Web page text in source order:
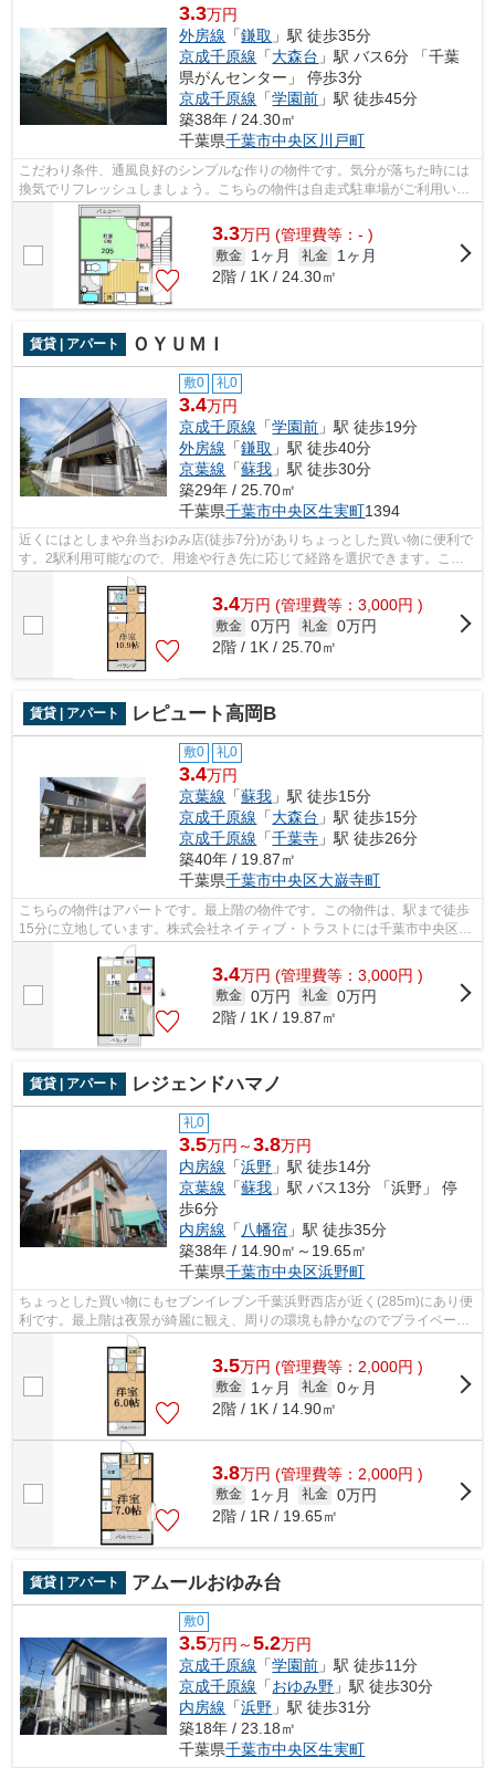
3.3万円
外房線 「鎌取 」駅 徒歩35分
京成千原線 「大森台 」駅 バス6分 「千葉
県がんセンター」 停歩3分
京成千原線 「学園前 」駅 徒歩45分
築38年 / 24.30㎡
千葉県千葉市中央区川戸町
こだわり条件、通風良好のシンプルな作りの物件です。気分が落ちた時には
換気でリフレッシュしましょう。こちらの物件は自走式駐車場がご利用いた
だけます。こちらの物件はアパートで...
3.3万円 (管理費等：- )
敷金 1ヶ月 礼金
1ヶ月
2階 / 1K / 24.30㎡
賃貸 | アパート ＯＹＵＭＩ
敷0 礼0
3.4万円
京成千原線 「学園前 」駅 徒歩19分
外房線 「鎌取 」駅 徒歩40分
京葉線 「蘇我 」駅 徒歩30分
築29年 / 25.70㎡
千葉県千葉市中央区生実町1394
近くにはとしまや弁当おゆみ店(徒歩7分)がありちょっとした買い物に便利で
す。2駅利用可能なので、用途や行き先に応じて経路を選択できます。こち
らの物件はアパートです。通風良好な...
3.4万円 (管理費等：3,000円 )
敷金 0万円 礼金 0万円
2階 / 1K / 25.70㎡
賃貸 | アパート レピュート高岡B
敷0 礼0
3.4万円
京葉線 「蘇我 」駅 徒歩15分
京成千原線 「大森台 」駅 徒歩15分
京成千原線 「千葉寺 」駅 徒歩26分
築40年 / 19.87㎡
千葉県千葉市中央区大巌寺町
こちらの物件はアパートです。最上階の物件です。この物件は、駅まで徒歩
15分に立地しています。株式会社ネイティブ・トラストには千葉市中央区エ
リアの賃貸情報がございます。お電話0...
3.4万円 (管理費等：3,000円 )
敷金 0万円 礼金 0万円
2階 / 1K / 19.87㎡
賃貸 | アパート レジェンドハマノ
礼0
3.5万円～3.8万円
内房線 「浜野 」駅 徒歩14分
京葉線 「蘇我 」駅 バス13分 「浜野」 停
歩6分
内房線 「 八幡宿 」駅 徒歩35分
築38年 / 14.90㎡～19.65㎡
千葉県千葉市中央区浜野町
ちょっとした買い物にもセブンイレブン千葉浜野西店が近く(285m)にあり便
利です。最上階は夜景が綺麗に観え、周りの環境も静かなのでプライベート
な時間を楽しみたい方は是非。周辺環...
3.5万円 (管理費等：2,000円 )
敷金 1ヶ月 礼金 0ヶ月
2階 / 1K / 14.90㎡
3.8万円 (管理費等：2,000円 )
敷金 1ヶ月 礼金 0万円
2階 / 1R / 19.65㎡
賃貸 | アパート アムールおゆみ台
敷0
3.5万円～5.2万円
京成千原線 「学園前 」駅 徒歩11分
京成千原線 「おゆみ野 」駅 徒歩30分
内房線 「浜野 」駅 徒歩31分
築18年 / 23.18㎡
千葉県千葉市中央区生実町